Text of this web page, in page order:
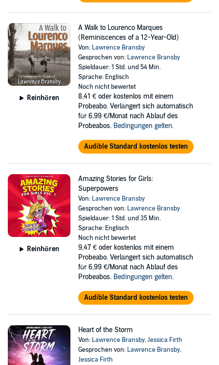
Reinhören
A Walk to Lourenco Marques
(Reminiscences of a 12-Year-Old)
Von: Lawrence Bransby
Gesprochen von: Lawrence Bransby
Spieldauer: 1 Std. und 54 Min.
Sprache: Englisch
Noch nicht bewertet
8,41 € oder kostenlos mit einem
Probeabo. Verlängert sich automatisch
für 6,99 €/Monat nach Ablauf des
Probeabos. Bedingungen gelten.
Audible Standard kostenlos testen
Reinhören
Amazing Stories for Girls:
Superpowers
Von: Lawrence Bransby
Gesprochen von: Lawrence Bransby
Spieldauer: 1 Std. und 35 Min.
Sprache: Englisch
Noch nicht bewertet
9,47 € oder kostenlos mit einem
Probeabo. Verlängert sich automatisch
für 6,99 €/Monat nach Ablauf des
Probeabos. Bedingungen gelten.
Audible Standard kostenlos testen
Heart of the Storm
Von: Lawrence Bransby,Jessica Firth
Gesprochen von: Lawrence Bransby,
Jessica Firth